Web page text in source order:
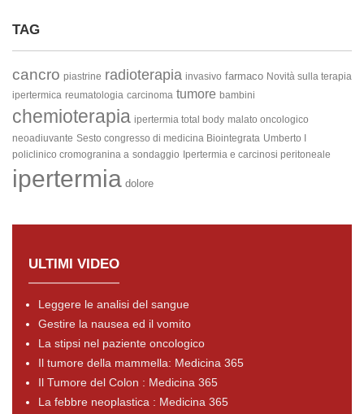
TAG
cancro piastrine radioterapia invasivo farmaco Novità sulla terapia
ipertermica reumatologia carcinoma tumore bambini
chemioterapia ipertermia total body malato oncologico
neoadiuvante Sesto congresso di medicina Biointegrata Umberto I
policlinico cromogranina a sondaggio Ipertermia e carcinosi peritoneale
ipertermia dolore
ULTIMI VIDEO
Leggere le analisi del sangue
Gestire la nausea ed il vomito
La stipsi nel paziente oncologico
Il tumore della mammella: Medicina 365
Il Tumore del Colon : Medicina 365
La febbre neoplastica : Medicina 365